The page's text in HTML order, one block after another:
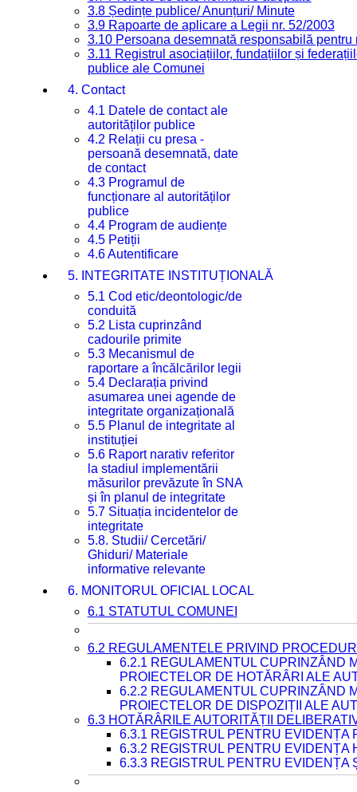
3.8 Ședințe publice/ Anunțuri/ Minute
3.9 Rapoarte de aplicare a Legii nr. 52/2003
3.10 Persoana desemnată responsabilă
3.11 Registrul asociațiilor, fundațiilor și
publice ale Comunei
4. Contact
4.1 Datele de contact ale
autorităților publice
4.2 Relații cu presa -
persoană desemnată, date
de contact
4.3 Programul de
funcționare al autorităților
publice
4.4 Program de audiențe
4.5 Petiții
4.6 Autentificare
5. INTEGRITATE INSTITUȚIONALĂ
5.1 Cod etic/deontologic/de
conduită
5.2 Lista cuprinzând
cadourile primite
5.3 Mecanismul de
raportare a încălcărilor legii
5.4 Declarația privind
asumarea unei agende de
integritate organizațională
5.5 Planul de integritate al
instituției
5.6 Raport narativ referitor
la stadiul implementării
măsurilor prevăzute în SNA
și în planul de integritate
5.7 Situația incidentelor de
integritate
5.8. Studii/ Cercetări/
Ghiduri/ Materiale
informative relevante
6. MONITORUL OFICIAL LOCAL
6.1 STATUTUL COMUNEI
6.2 REGULAMENTELE PRIVIND
6.2.1 REGULAMENTUL CUPRINZÂND
PROIECTELOR DE HOTĂRÂRI ALE
6.2.2 REGULAMENTUL CUPRINZÂND
PROIECTELOR DE DISPOZIȚII ALE
6.3 HOTĂRÂRILE AUTORITĂȚII
6.3.1 REGISTRUL PENTRU EVIDENȚA
6.3.2 REGISTRUL PENTRU EVIDENȚA
6.3.3 REGISTRUL PENTRU EVIDENȚA